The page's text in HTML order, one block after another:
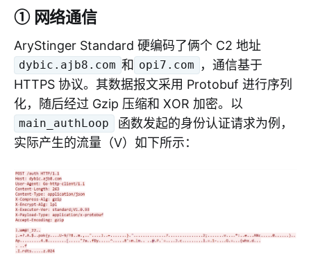
① 网络通信
AryStinger Standard 硬编码了俩个 C2 地址
dybic.ajb8.com 和 opi7.com
，通信基于
HTTPS 协议。其数据报文采用 Protobuf 进行序列
化，随后经过 Gzip 压缩和 XOR 加密。以
main_authLoop
函数发起的身份认证请求为例，
实际产生的流量（V）如下所示：